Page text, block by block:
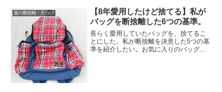
ことです。が、「衣類が減る＝洗い物が
減る」ということ。日々の洗...
服の断捨離・片づけ
【8年愛用したけど捨てる】私が
バッグを断捨離した6つの基準。
長らく愛用していたバッグを、捨てるこ
とにした。私が断捨離を決意した5つの基
準を紹介したい。お気に入りのバッグ